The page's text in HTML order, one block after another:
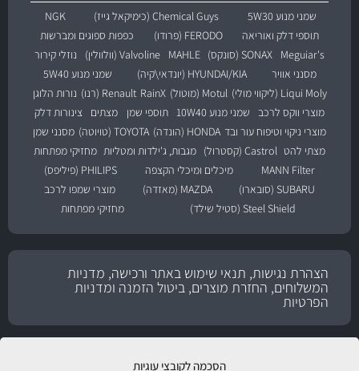
הסכמה לקובצי עוגיות
שמני מנוע 5W30 Chemical Guys (כימיקאל גייז)
NGK
תוספי דלק ואוריאה
FERODO (פרודו)
כפפות ספוגים ומברשות
Meguiar's
SONAX (סונקס) MAHLE Valvoline (וולוולין)
נוזלי קירור
מסנני אוויר
HYUNDAI/KIA (יונדאי\קיה)
שמני מנוע 5W40
Liqui Moly (ליקווי מולי)
Motul (מוטול) RainX Renault (רנו)
נורות הלוגן
מוצרי ווקס לרכב
שמני מנוע 10W40 תוספי שמן מצתים
צינורות דלק
מוצרי ניקוי וטיפוח עור ובד HONDA (הונדה) TOYOTA (טויוטה)
מסנני שמן
מצתי להט Castrol (קסטרול) מגבות, ג'ילדות ומטליות מחזיקי מפתחות
MANN Filter
מיכלים ומיכלי הקצפה
PHILIPS (פיליפס)
SUBARU (סובארו)
MAZDA (מאזדה)
מוצרי שמפו לרכב
Steel Shield (סטיל שילד)
מחזיקי מפתחות
הצהרת נגישות, תנאי שימוש באתר ורכישה, מדניות
המשלוחים, החזרת מוצרים, ביטול הזמנה ומדניות
הפרטיות